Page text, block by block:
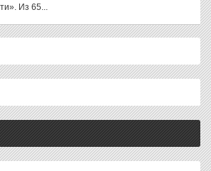
Из 65...